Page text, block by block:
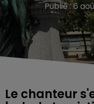
Publié : 6
Le chanteur